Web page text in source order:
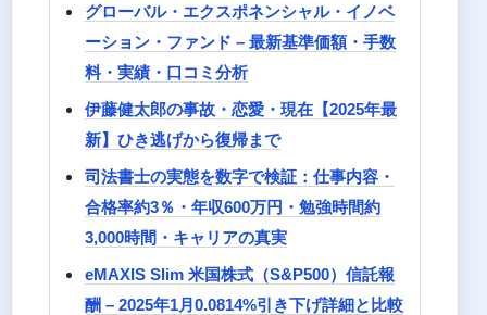
グローバル・エクスポネンシャル・イノベ
ーション・ファンド – 最新基準価額・手数
料・実績・口コミ分析
伊藤健太郎の事故・恋愛・現在【2025年最
新】ひき逃げから復帰まで
司法書士の実態を数字で検証：仕事内容・
合格率約3％・年収600万円・勉強時間約
3,000時間・キャリアの真実
eMAXIS Slim 米国株式（S&P500）信託報
酬 – 2025年1月0.0814%引き下げ詳細と比較